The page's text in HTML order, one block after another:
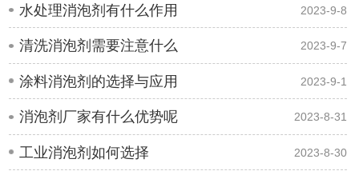
水处理消泡剂有什么作用 2023-9-8
清洗消泡剂需要注意什么 2023-9-7
涂料消泡剂的选择与应用 2023-9-1
消泡剂厂家有什么优势呢 2023-8-31
工业消泡剂如何选择 2023-8-30